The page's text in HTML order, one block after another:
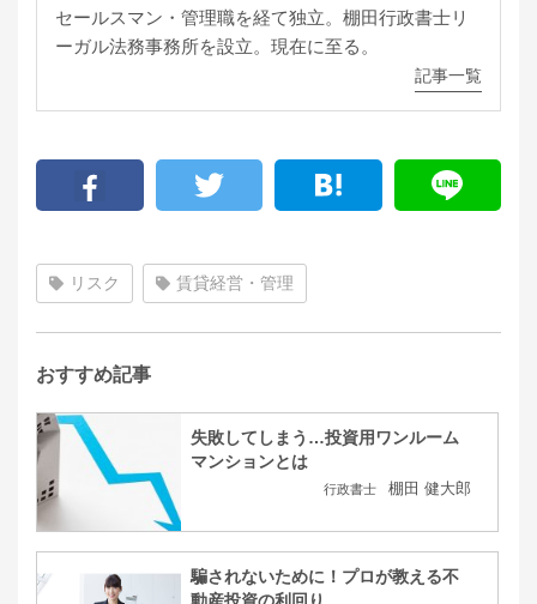
セールスマン・管理職を経て独立。棚田行政書士リ
ーガル法務事務所を設立。現在に至る。
記事一覧
リスク 賃貸経営・管理
おすすめ記事
失敗してしまう…投資用ワンルーム
マンションとは
行政書士 棚田 健大郎
騙されないために！プロが教える不